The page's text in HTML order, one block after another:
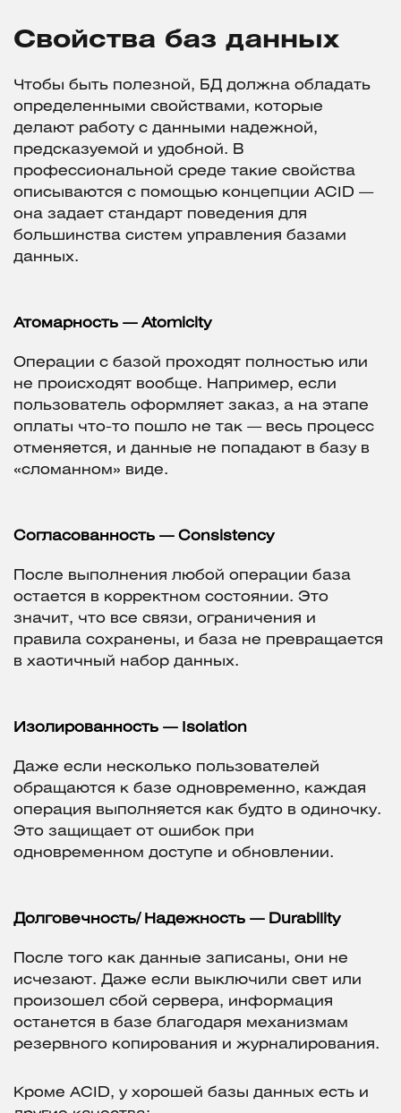
Свойства баз данных
Чтобы быть полезной, БД должна обладать
определенными свойствами, которые
делают работу с данными надежной,
предсказуемой и удобной. В
профессиональной среде такие свойства
описываются с помощью концепции ACID —
она задает стандарт поведения для
большинства систем управления базами
данных.
Атомарность — Atomicity
Операции с базой проходят полностью или
не происходят вообще. Например, если
пользователь оформляет заказ, а на этапе
оплаты что-то пошло не так — весь процесс
отменяется, и данные не попадают в базу в
«сломанном» виде.
Согласованность — Consistency
После выполнения любой операции база
остается в корректном состоянии. Это
значит, что все связи, ограничения и
правила сохранены, и база не превращается
в хаотичный набор данных.
Изолированность — Isolation
Даже если несколько пользователей
обращаются к базе одновременно, каждая
операция выполняется как будто в одиночку.
Это защищает от ошибок при
одновременном доступе и обновлении.
Долговечность/ Надежность — Durability
После того как данные записаны, они не
исчезают. Даже если выключили свет или
произошел сбой сервера, информация
останется в базе благодаря механизмам
резервного копирования и журналирования.
Кроме ACID, у хорошей базы данных есть и